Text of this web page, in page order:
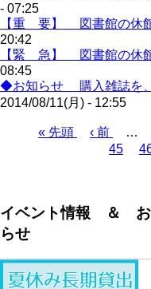
- 07:25
【重 要】 図書館の休館
20:42
【緊 急】 図書館の休館
08:45
◆お知らせ 購入雑誌を、
2014/08/11(月) - 12:55
り
先
« 先頭
前
‹ 前 …
Page
45
イベント情報 ＆
らせ